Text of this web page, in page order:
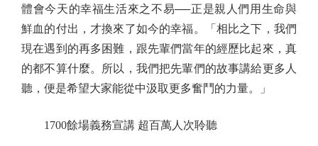
體會今天的幸福生活來之不易──正是親人們用生命與
鮮血的付出，才換來了如今的幸福。「相比之下，我們
現在遇到的再多困難，跟先輩們當年的經歷比起來，真
的都不算什麼。所以，我們把先輩們的故事講給更多人
聽，便是希望大家能從中汲取更多奮鬥的力量。」
1700餘場義務宣講 超百萬人次聆聽